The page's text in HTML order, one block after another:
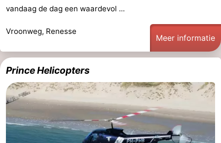
vandaag de dag een waardevol ...
Vroonweg, Renesse
Meer informatie
Prince Helicopters